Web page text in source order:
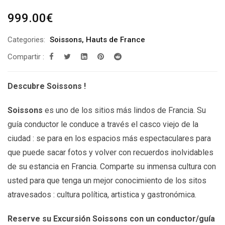
999.00€
Categories: Soissons, Hauts de France
Compartir :
Descubre Soissons !
Soissons es uno de los sitios más lindos de Francia. Su
guía conductor le conduce a través el casco viejo de la
ciudad : se para en los espacios más espectaculares para
que puede sacar fotos y volver con recuerdos inolvidables
de su estancia en Francia. Comparte su inmensa cultura con
usted para que tenga un mejor conocimiento de los sitos
atravesados : cultura política, artistica y gastronómica.
Reserve su Excursión Soissons con un conductor/guía